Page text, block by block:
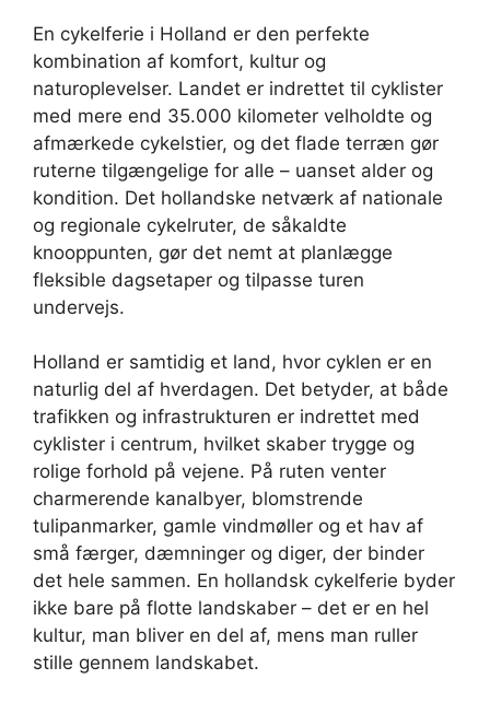
En cykelferie i Holland er den perfekte
kombination af komfort, kultur og
naturoplevelser. Landet er indrettet til cyklister
med mere end 35.000 kilometer velholdte og
afmærkede cykelstier, og det flade terræn gør
ruterne tilgængelige for alle – uanset alder og
kondition. Det hollandske netværk af nationale
og regionale cykelruter, de såkaldte
knooppunten, gør det nemt at planlægge
fleksible dagsetaper og tilpasse turen
undervejs.
Holland er samtidig et land, hvor cyklen er en
naturlig del af hverdagen. Det betyder, at både
trafikken og infrastrukturen er indrettet med
cyklister i centrum, hvilket skaber trygge og
rolige forhold på vejene. På ruten venter
charmerende kanalbyer, blomstrende
tulipanmarker, gamle vindmøller og et hav af
små færger, dæmninger og diger, der binder
det hele sammen. En hollandsk cykelferie byder
ikke bare på flotte landskaber – det er en hel
kultur, man bliver en del af, mens man ruller
stille gennem landskabet.